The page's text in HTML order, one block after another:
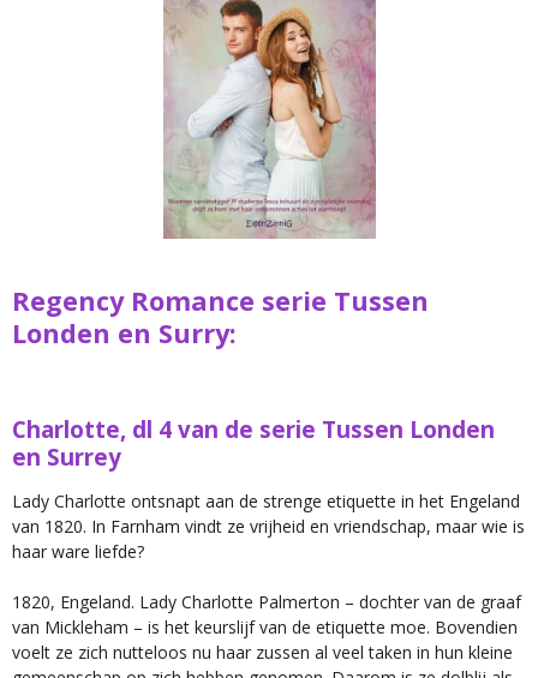
Regency Romance serie Tussen
Londen en Surry:
Charlotte, dl 4 van de serie Tussen Londen
en Surrey
Lady Charlotte ontsnapt aan de strenge etiquette in het Engeland
van 1820. In Farnham vindt ze vrijheid en vriendschap, maar wie is
haar ware liefde?
1820, Engeland. Lady Charlotte Palmerton – dochter van de graaf
van Mickleham – is het keurslijf van de etiquette moe. Bovendien
voelt ze zich nutteloos nu haar zussen al veel taken in hun kleine